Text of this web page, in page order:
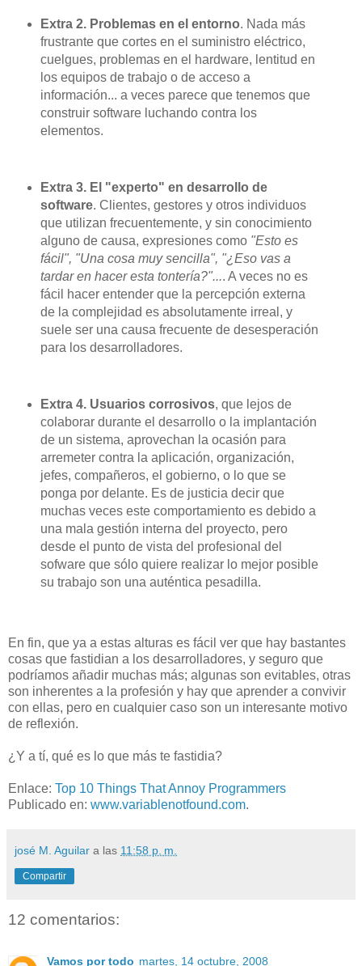
Extra 2. Problemas en el entorno. Nada más
frustrante que cortes en el suministro eléctrico,
cuelgues, problemas en el hardware, lentitud en
los equipos de trabajo o de acceso a
información... a veces parece que tenemos que
construir software luchando contra los
elementos.
Extra 3. El "experto" en desarrollo de
software. Clientes, gestores y otros individuos
que utilizan frecuentemente, y sin conocimiento
alguno de causa, expresiones como "Esto es
fácil", "Una cosa muy sencilla", "¿Eso vas a
tardar en hacer esta tontería?".... A veces no es
fácil hacer entender que la percepción externa
de la complejidad es absolutamente irreal, y
suele ser una causa frecuente de desesperación
para los desarrolladores.
Extra 4. Usuarios corrosivos, que lejos de
colaborar durante el desarrollo o la implantación
de un sistema, aprovechan la ocasión para
arremeter contra la aplicación, organización,
jefes, compañeros, el gobierno, o lo que se
ponga por delante. Es de justicia decir que
muchas veces este comportamiento es debido a
una mala gestión interna del proyecto, pero
desde el punto de vista del profesional del
sofware que sólo quiere realizar lo mejor posible
su trabajo son una auténtica pesadilla.
En fin, que ya a estas alturas es fácil ver que hay bastantes
cosas que fastidian a los desarrolladores, y seguro que
podríamos añadir muchas más; algunas son evitables, otras
son inherentes a la profesión y hay que aprender a convivir
con ellas, pero en cualquier caso son un interesante motivo
de reflexión.
¿Y a tí, qué es lo que más te fastidia?
Enlace: Top 10 Things That Annoy Programmers
Publicado en: www.variablenotfound.com.
josé M. Aguilar a las 11:58 p. m.
Compartir
12 comentarios:
Vamos por todo martes, 14 octubre, 2008